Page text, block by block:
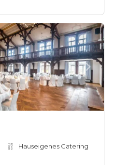
Hauseigenes Catering